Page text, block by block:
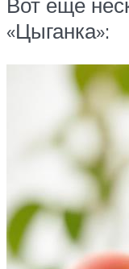
«Цыганка»: